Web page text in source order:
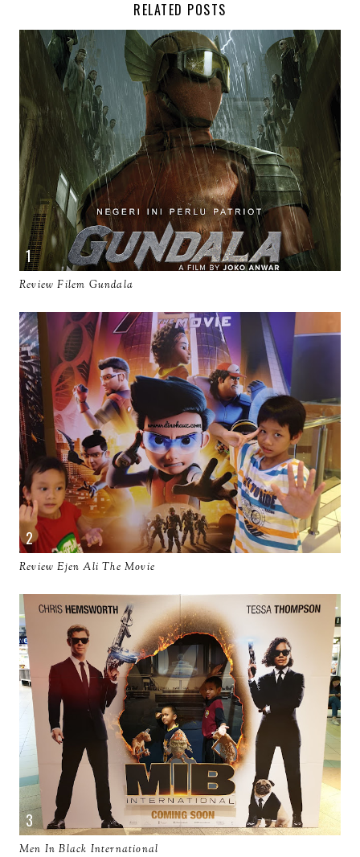
RELATED POSTS
Review Filem Gundala
Review Ejen Ali The Movie
Men In Black International